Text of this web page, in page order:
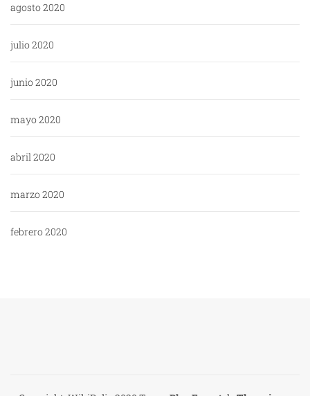
agosto 2020
julio 2020
junio 2020
mayo 2020
abril 2020
marzo 2020
febrero 2020